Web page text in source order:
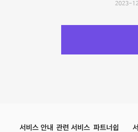
2023-
서비스 안내 관련 서비스 파트너쉽